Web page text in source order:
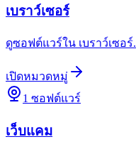
เบราว์เซอร์
ดูซอฟต์แวร์ใน เบราว์เซอร์.
เปิดหมวดหมู่
1 ซอฟต์แวร์
เว็บแคม